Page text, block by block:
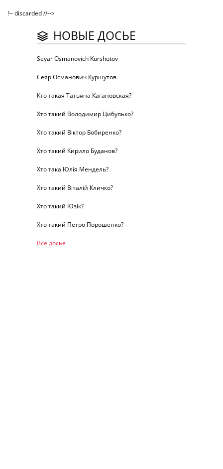
!-- discarded //-->
НОВЫЕ ДОСЬЕ
Seyar Osmanovich Kurshutov
Сеяр Османович Куршутов
Кто такая Татьяна Кагановская?
Хто такий Володимир Цибулько?
Хто такий Віктор Бобиренко?
Хто такий Кирило Буданов?
Хто така Юлія Мендель?
Хто такий Віталій Кличко?
Хто такий Юзік?
Хто такий Петро Порошенко?
Все досье